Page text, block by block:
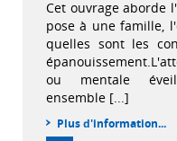
Cet ouvrage aborde
pose à une famille,
quelles sont les
ou mentale
ensemble [...]
Plus d'information...